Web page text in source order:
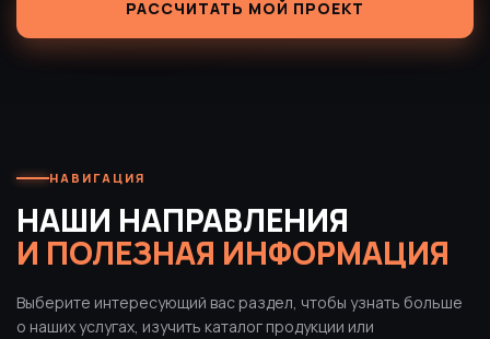
РАССЧИТАТЬ МОЙ ПРОЕКТ
НАВИГАЦИЯ
НАШИ НАПРАВЛЕНИЯ
И ПОЛЕЗНАЯ ИНФОРМАЦИЯ
Выберите интересующий вас раздел, чтобы узнать больше
о наших услугах, изучить каталог продукции или